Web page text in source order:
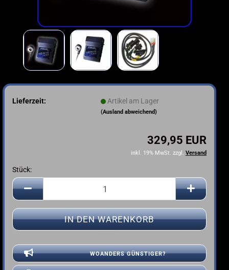
Lieferzeit: Artikel am Lager
(Ausland abweichend)
329,95 EUR
inkl. 19% MwSt. zzgl. Versand
Stück:
Stück
WOANDERS GÜNSTIGER?